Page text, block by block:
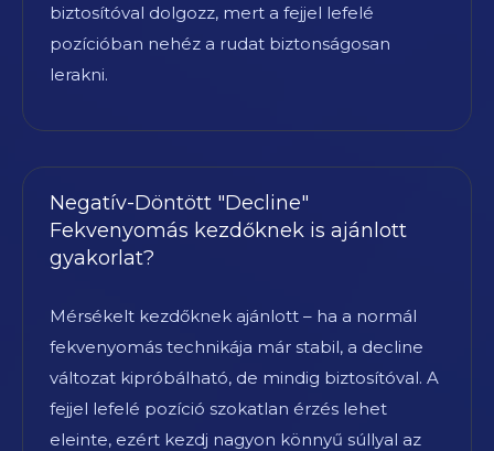
biztosítóval dolgozz, mert a fejjel lefelé
pozícióban nehéz a rudat biztonságosan
lerakni.
Negatív-Döntött "Decline"
Fekvenyomás kezdőknek is ajánlott
gyakorlat?
Mérsékelt kezdőknek ajánlott – ha a normál
fekvenyomás technikája már stabil, a decline
változat kipróbálható, de mindig biztosítóval. A
fejjel lefelé pozíció szokatlan érzés lehet
eleinte, ezért kezdj nagyon könnyű súllyal az